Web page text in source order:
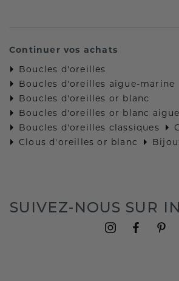
Continuer vos achats
Boucles d'oreilles
Boucles d'oreilles aigue-marine
Boucles d'oreilles or blanc
Boucles d'oreilles or blanc
Boucles d'oreilles classiques
Clous d'oreilles or blanc
SUIVEZ-NOUS SUR